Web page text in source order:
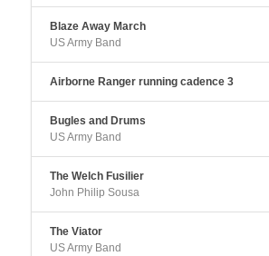
Blaze Away March
US Army Band
Airborne Ranger running cadence 3
Bugles and Drums
US Army Band
The Welch Fusilier
John Philip Sousa
The Viator
US Army Band